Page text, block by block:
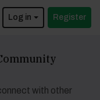
Log in Register
with other